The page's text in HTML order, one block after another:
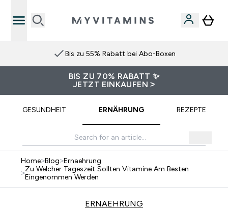
Bis zu 55% Rabatt bei Abo-Boxen
BIS ZU 70% RABATT ✨
JETZT EINKAUFEN >
GESUNDHEIT ERNÄHRUNG REZEPTE
Home>Blog>Ernaehrung
>Zu Welcher Tageszeit Sollten Vitamine Am Besten
Eingenommen Werden
ERNAEHRUNG